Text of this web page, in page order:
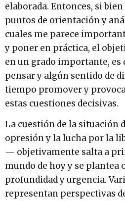
elaborada. Entonces, si
puntos de orientación y
cuales me parece
y poner en práctica, el
en un grado importante, es
pensar y algún sentido de
tiempo promover y
estas cuestiones decisivas.
La cuestión de la situación
opresión y la lucha por la
— objetivamente salta a
mundo de hoy y se plantea
profundidad y urgencia.
representan perspectivas